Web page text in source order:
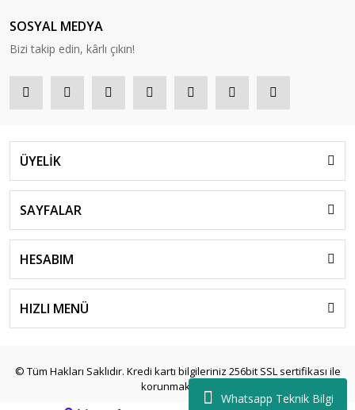
Whatsapp Teknik Bilgi
SOSYAL MEDYA
Bizi takip edin, kârlı çıkın!
ÜYELİK
SAYFALAR
HESABIM
HIZLI MENÜ
© Tüm Hakları Saklıdır. Kredi kartı bilgileriniz 256bit SSL sertifikası ile
korunmaktadır.